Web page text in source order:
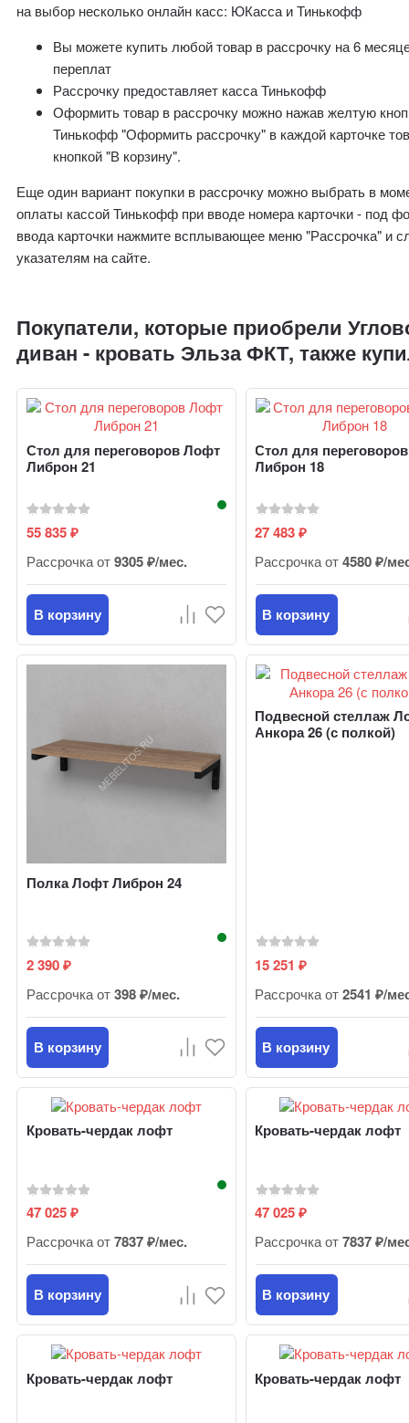
на выбор несколько онлайн касс: ЮКасса и Тинькофф
Вы можете купить любой товар в рассрочку на 6
переплат
Рассрочку предоставляет касса Тинькофф
Оформить товар в рассрочку можно нажав желтую
Тинькофф "Оформить рассрочку" в каждой карточке
кнопкой "В корзину".
Еще один вариант покупки в рассрочку можно выбрать в
оплаты кассой Тинькофф при вводе номера карточки - под
ввода карточки нажмите всплывающее меню "Рассрочка" и
указателям на сайте.
Покупатели, которые приобрели
диван - кровать Эльза ФКТ, также
Стол для переговоров Лофт
Либрон 21
55 835₽
Рассрочка от9305 ₽/мес.
В корзину
Стол для
Либрон 18
27 483₽
Рассрочка от4580 ₽/
В корзину
Полка Лофт Либрон 24
2 390₽
Рассрочка от398 ₽/мес.
В корзину
Подвесной стеллаж
Анкора 26 (с полкой)
15 251₽
Рассрочка от2541 ₽/
В корзину
Кровать-чердак лофт
47 025₽
Рассрочка от7837 ₽/мес.
В корзину
Кровать-чердак лофт
47 025₽
Рассрочка от7837 ₽/
В корзину
Кровать-чердак лофт Кровать-чердак лофт